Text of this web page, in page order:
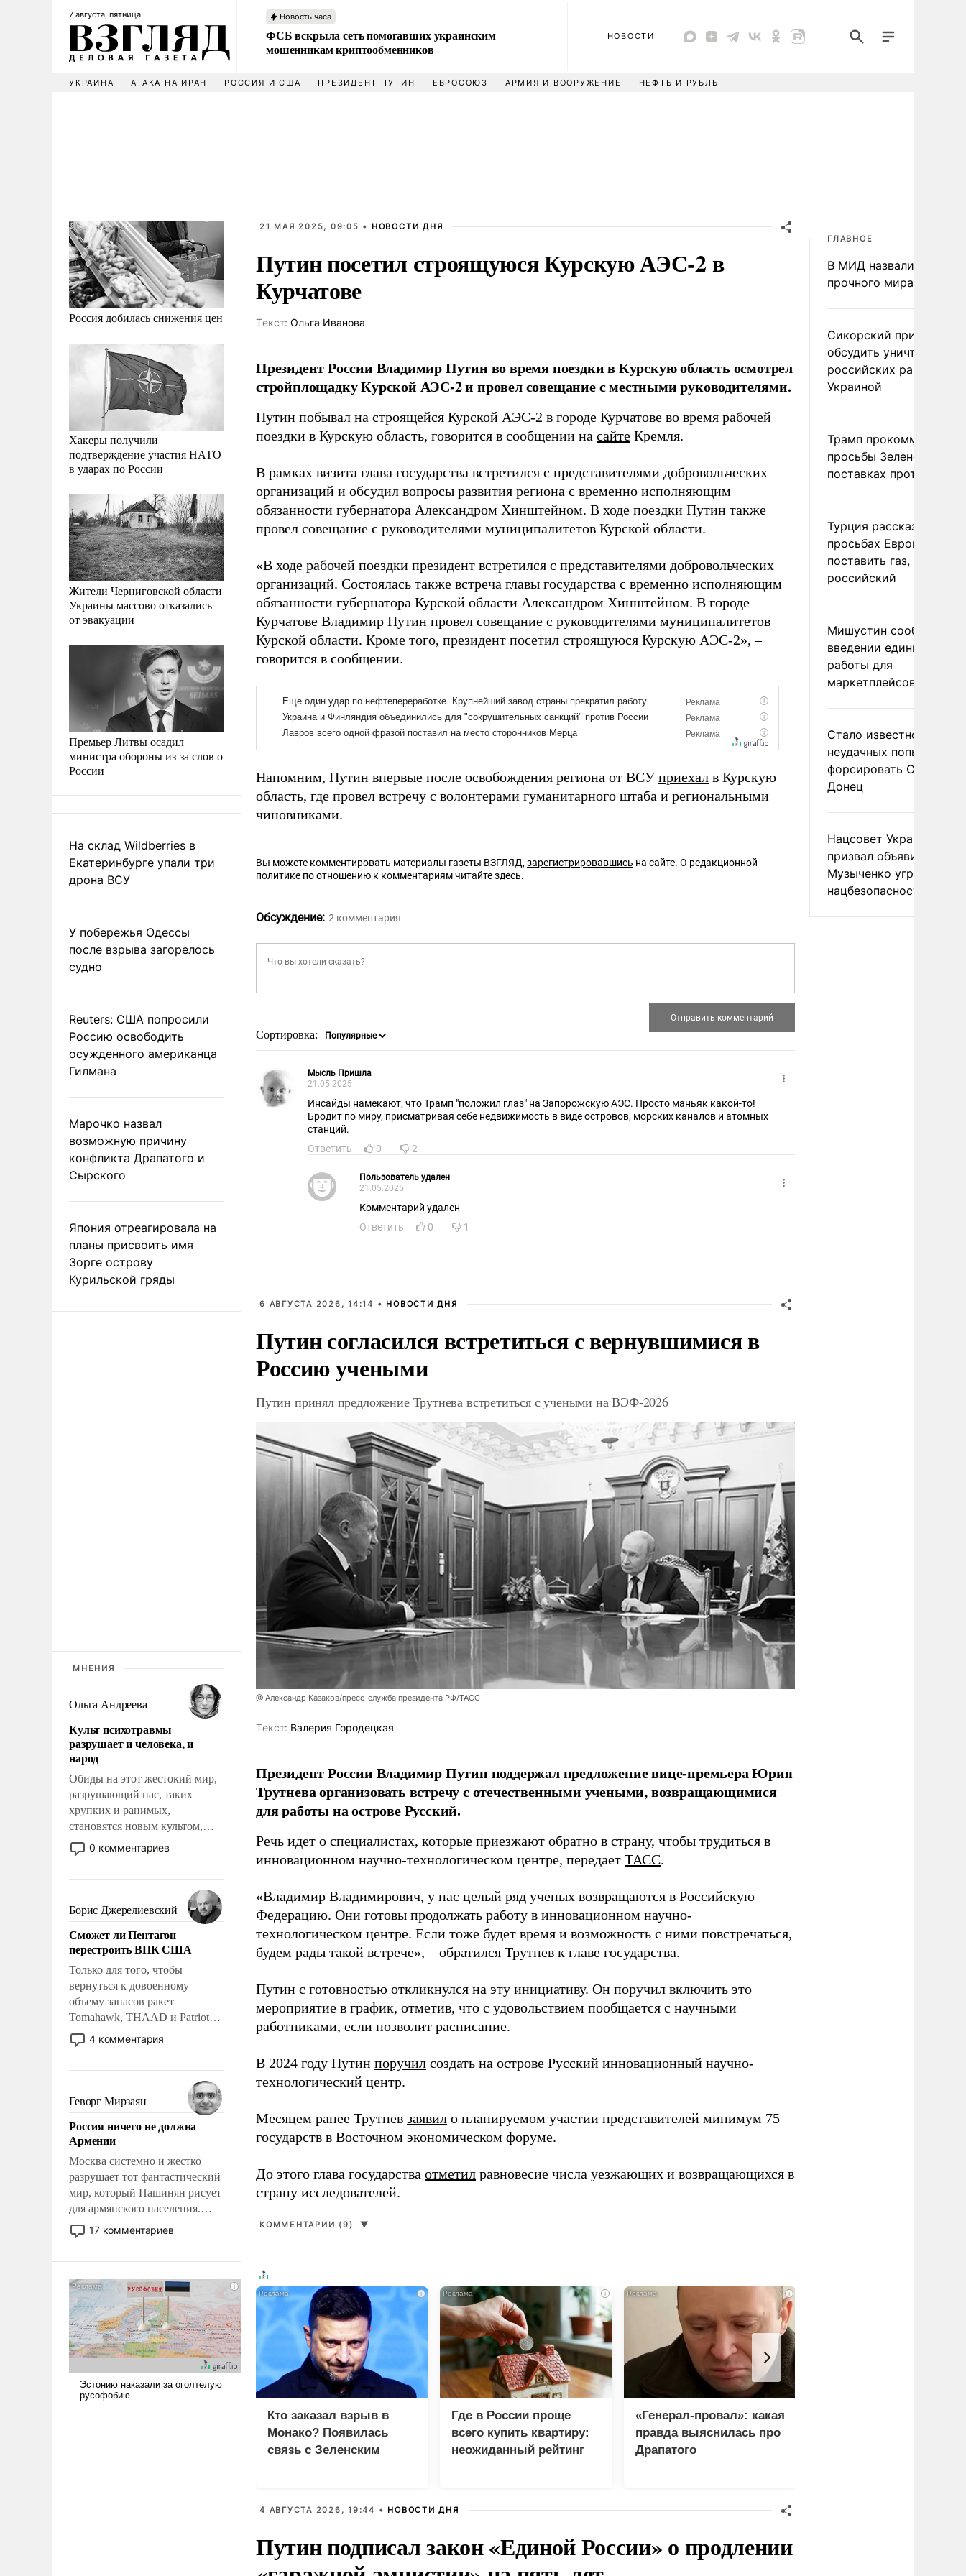
7 августа, пятница Новость часа
ФСБ вскрыла сеть помогавших украинским
мошенникам криптообменников
НОВОСТИ
УКРАИНА АТАКА НА ИРАН РОССИЯ И США ПРЕЗИДЕНТ ПУТИН ЕВРОСОЮЗ АРМИЯ И ВООРУЖЕНИЕ НЕФТЬ И РУБЛЬ
Россия добилась снижения цен
Хакеры получили
подтверждение участия НАТО
в ударах по России
Жители Черниговской области
Украины массово отказались
от эвакуации
Премьер Литвы осадил
министра обороны из-за слов о
России
На склад Wildberries в
Екатеринбурге упали три
дрона ВСУ
У побережья Одессы
после взрыва загорелось
судно
Reuters: США попросили
Россию освободить
осужденного американца
Гилмана
Марочко назвал
возможную причину
конфликта Драпатого и
Сырского
Япония отреагировала на
планы присвоить имя
Зорге острову
Курильской гряды
МНЕНИЯ
Ольга Андреева
Культ психотравмы
разрушает и человека, и
народ
Обиды на этот жестокий мир,
разрушающий нас, таких
хрупких и ранимых,
становятся новым культом,
постепенно вытесняя и
отменяя традиционное
мужественным и твердым под
ударами судьбы, брать на себя
ответственность, помогать
слабым, идти вперед и
адаптироваться.
0 комментариев
Борис Джерелиевский
Сможет ли Пентагон
перестроить ВПК США
Только для того, чтобы
вернуться к довоенному
объему запасов ракет
Tomahawk, THAAD и Patriot
США потребуется более трех
лет. Даже небольшая война с
Сложившаяся ситуация
означает многолетний период
уязвимости США, например,
перед Китаем.
4 комментария
Геворг Мирзаян
Россия ничего не должна
Армении
Москва системно и жестко
разрушает тот фантастический
мир, который Пашинян рисует
для армянского населения.
Мир, где политические
прожекты будут безусловно
налогоплательщиков и где
Еревану за свои поступки не
нужно отвечать.
17 комментариев
21 МАЯ 2025, 09:05 • НОВОСТИ ДНЯ
Путин посетил строящуюся Курскую АЭС-2 в
Курчатове
Tекст: Ольга Иванова
Президент России Владимир Путин во время поездки в Курскую область осмотрел
стройплощадку Курской АЭС-2 и провел совещание с местными руководителями.
Путин побывал на строящейся Курской АЭС-2 в городе Курчатове во время рабочей
поездки в Курскую область, говорится в сообщении на сайте Кремля.
В рамках визита глава государства встретился с представителями добровольческих
организаций и обсудил вопросы развития региона с временно исполняющим
обязанности губернатора Александром Хинштейном. В ходе поездки Путин также
провел совещание с руководителями муниципалитетов Курской области.
«В ходе рабочей поездки президент встретился с представителями добровольческих
организаций. Состоялась также встреча главы государства с временно исполняющим
обязанности губернатора Курской области Александром Хинштейном. В городе
Курчатове Владимир Путин провел совещание с руководителями муниципалитетов
Курской области. Кроме того, президент посетил строящуюся Курскую АЭС-2», –
говорится в сообщении.
Напомним, Путин впервые после освобождения региона от ВСУ приехал в Курскую
область, где провел встречу с волонтерами гуманитарного штаба и региональными
чиновниками.
Вы можете комментировать материалы газеты ВЗГЛЯД, зарегистрировавшись на сайте. О редакционной
политике по отношению к комментариям читайтездесь.
Обсуждение: 2 комментария
Сортировка:
Мысль Пришла
21.05.2025
Инсайды намекают, что Трамп "положил глаз" на Запорожскую АЭС. Просто маньяк какой-то!
Бродит по миру, присматривая себе недвижимость в виде островов, морских каналов и атомных
станций.
Ответить
0 2
Пользователь удален
21.05.2025
Комментарий удален
Ответить
0 1
6 АВГУСТА 2026, 14:14 • НОВОСТИ ДНЯ
Путин согласился встретиться с вернувшимися в
Россию учеными
Путин принял предложение Трутнева встретиться с учеными на ВЭФ-2026
@ Александр Казаков/пресс-служба президента РФ/ТАСС
Tекст: Валерия Городецкая
Президент России Владимир Путин поддержал предложение вице-премьера Юрия
Трутнева организовать встречу с отечественными учеными, возвращающимися
для работы на острове Русский.
Речь идет о специалистах, которые приезжают обратно в страну, чтобы трудиться в
инновационном научно-технологическом центре, передает ТАСС.
«Владимир Владимирович, у нас целый ряд ученых возвращаются в Российскую
Федерацию. Они готовы продолжать работу в инновационном научно-
технологическом центре. Если тоже будет время и возможность с ними повстречаться,
будем рады такой встрече», – обратился Трутнев к главе государства.
Путин с готовностью откликнулся на эту инициативу. Он поручил включить это
мероприятие в график, отметив, что с удовольствием пообщается с научными
работниками, если позволит расписание.
В 2024 году Путин поручил создать на острове Русский инновационный научно-
технологический центр.
Месяцем ранее Трутнев заявил о планируемом участии представителей минимум 75
государств в Восточном экономическом форуме.
До этого глава государства отметил равновесие числа уезжающих и возвращающихся в
страну исследователей.
КОММЕНТАРИИ (9) ▼
i
Кто заказал взрыв в
Монако? Появилась
связь с Зеленским
i
Где в России проще
всего купить квартиру:
неожиданный рейтинг
i
«Генерал-провал»: какая
правда выяснилась про
Драпатого
4 АВГУСТА 2026, 19:44 • НОВОСТИ ДНЯ
Путин подписал закон «Единой России» о продлении
ГЛАВНОЕ
В МИД назвали условия
прочного мира на
Сикорский призвал
обсудить уничтожение
российских ракет над
Украиной
Трамп
просьбы Зеленского о
поставках
Турция рассказала о
просьбах Европы
поставить газ, но не
российский
Мишустин сообщил о
введении единых
работы для
маркетплейсов в ЕАЭС
Стало известно о
неудачных попытках
форсировать
Донец
Нацсовет Украины по
призвал объявить
Музыченко угрозой
нацбезопасности